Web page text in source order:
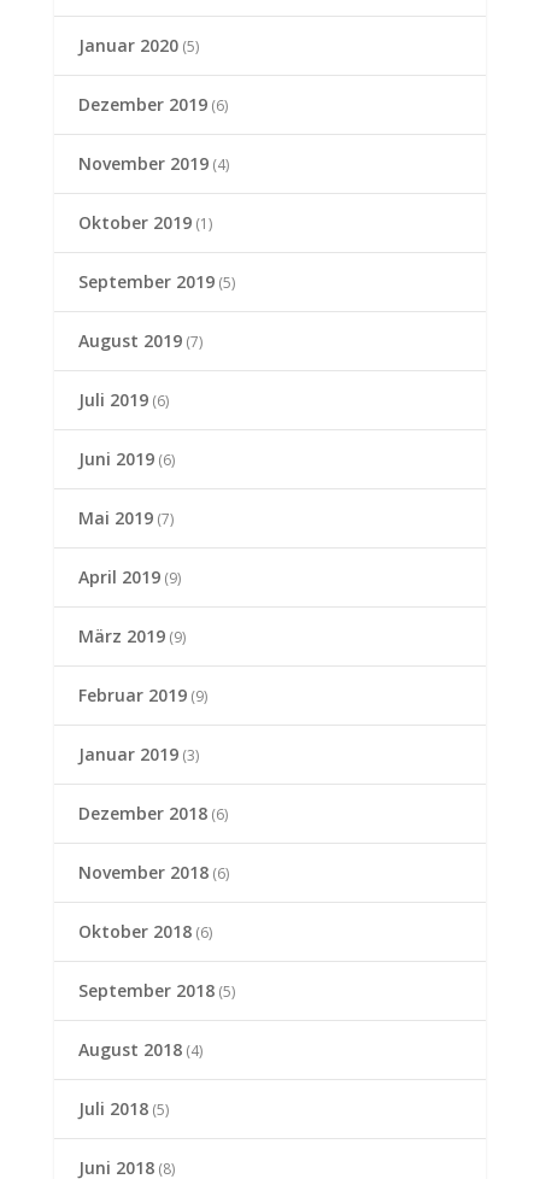
Januar 2020(5)
Dezember 2019(6)
November 2019(4)
Oktober 2019(1)
September 2019(5)
August 2019(7)
Juli 2019(6)
Juni 2019(6)
Mai 2019(7)
April 2019(9)
März 2019(9)
Februar 2019(9)
Januar 2019(3)
Dezember 2018(6)
November 2018(6)
Oktober 2018(6)
September 2018(5)
August 2018(4)
Juli 2018(5)
Juni 2018(8)